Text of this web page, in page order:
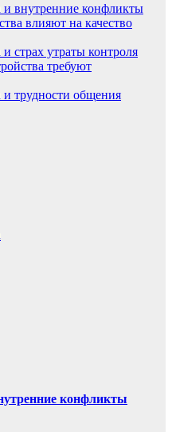
и внутренние конфликты
влияют на качество
страх утраты контроля
требуют
и трудности общения
конфликты